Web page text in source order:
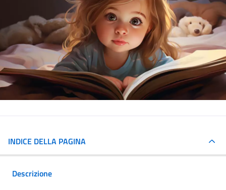
INDICE DELLA PAGINA
Descrizione